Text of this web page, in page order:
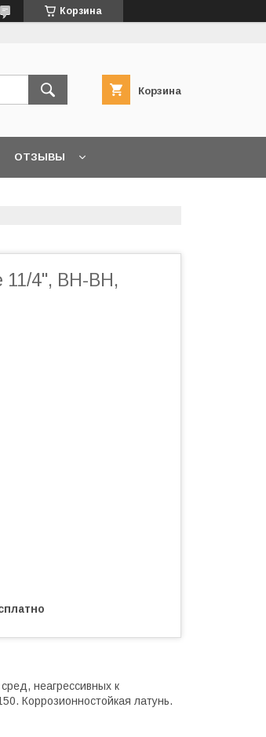
Корзина
Корзина
ОТЗЫВЫ
11/4", ВН-ВН,
неагрессивных к
Коррозионностойкая латунь.